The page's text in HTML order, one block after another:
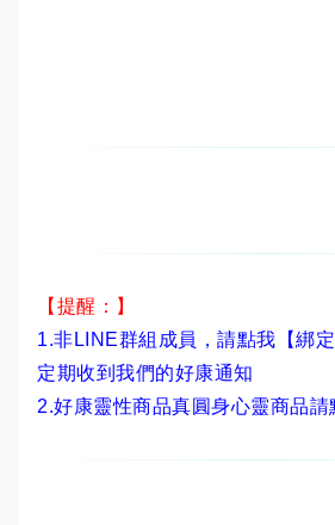
【提醒：】
1.非LINE群組成員， 請點我【綁定
定期收到我們的好康通知
2.好康靈性商品真圓身心靈商品請